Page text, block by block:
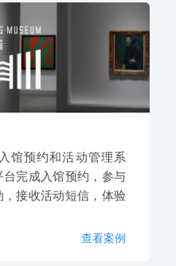
馆预约和活动管理系
完成入馆预约，参与
接收活动短信，体验
查看案例